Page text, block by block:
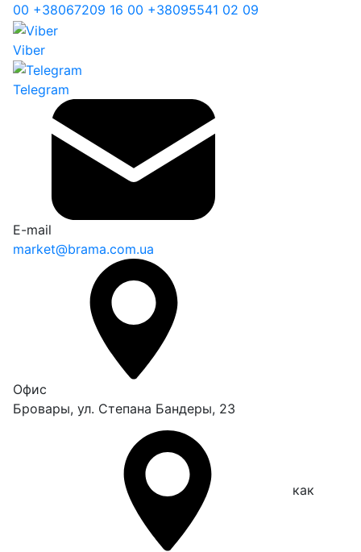
00 +38067209 16 00 +38095541 02 09
Viber
Telegram
E-mail
market@brama.com.ua
Офис
Бровары, ул. Степана Бандеры, 23
как